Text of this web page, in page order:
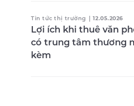
Tin tức thị trường | 12.05.2026
Lợi ích khi thuê văn
có trung tâm thương
kèm